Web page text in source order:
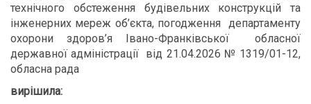
технічного обстеження будівельних конструкцій та
інженерних мереж об’єкта, погодження департаменту
охорони здоров’я Івано-Франківської обласної
державної адміністрації від 21.04.2026 № 1319/01-12,
обласна рада
вирішила: